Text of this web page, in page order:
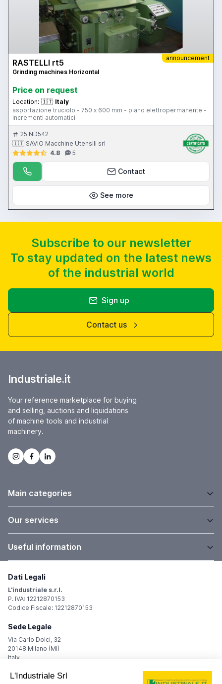
announcement
RASTELLI rt5
Grinding machines Horizontal
Price on request
Location: 🇮🇹 Italy
asportazione truciolo - 750 x 600 mm - piano elettropermanente -
incrementi automatici
25IND542
🇮🇹 SAVIO Macchine Utensili srl
4.8
5
Contact
See more
Subscribe to our newsletter
To stay updated on the latest news
of the industrial world
Sign up
Contact us
Industriale.it
Your reference marketplace for buying
and selling, auctions and liquidations
of machine tools and industrial
machinery.
Main categories
Our services
Useful information
Dati Legali
L'industriale s.r.l.
P. IVA: 12212870153
Codice Fiscale: 12212870153
Sede Legale
Via Carlo Dolci, 32
20148 Milano (MI)
Italy
Registro Imprese